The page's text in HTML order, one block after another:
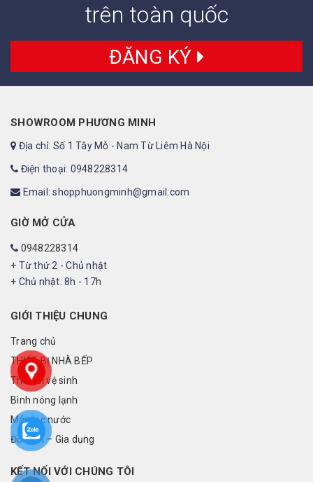
trên toàn quốc
ĐĂNG KÝ
SHOWROOM PHƯƠNG MINH
Địa chỉ: Số 1 Tây Mỗ - Nam Từ Liêm Hà Nội
Điện thoại: 0948228314
Email: shopphuongminh@gmail.com
GIỜ MỞ CỬA
0948228314
+ Từ thứ 2 - Chủ nhật
+ Chủ nhật: 8h - 17h
GIỚI THIỆU CHUNG
Trang chủ
THIẾT BỊ NHÀ BẾP
Thiết bị vệ sinh
Bình nóng lạnh
Máy lọc nước
Đồ điện – Gia dụng
KẾT NỐI VỚI CHÚNG TÔI